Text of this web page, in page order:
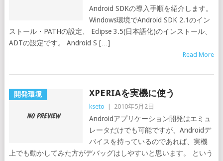
Android SDKの導入手順を紹介します。
Windows環境でAndroid SDK 2.1のイン
ストール・PATHの設定、 Eclipse 3.5(日本語化)のインストール、
ADTの設定です。 Android S […]
Read More
開発環境 XPERIAを実機に使う
kseto 2010年5月2日
Androidアプリケーション開発はエミュ
レータだけでも可能ですが、Androidデ
バイスを持っているのであれば、実機
上でも動かしてみた方がデバッグはしやすいと思います。 という